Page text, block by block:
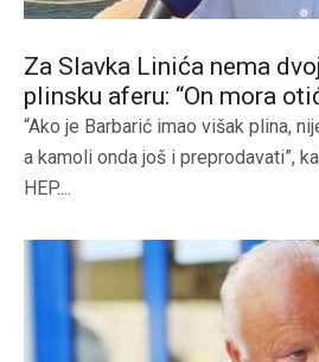
Za Slavka Linića nema
plinsku aferu: “On mora
“Ako je Barbarić imao višak plina,
a kamoli onda još i preprodavati”,
HEP....